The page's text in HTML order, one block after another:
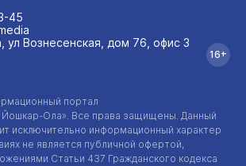
портал
Ола». Все права защищены. Данный
исключительно информационный характер
не является публичной офертой,
Статьи 437 Гражданского кодекса
45
ул Вознесенская, дом 76, офис 3
16+